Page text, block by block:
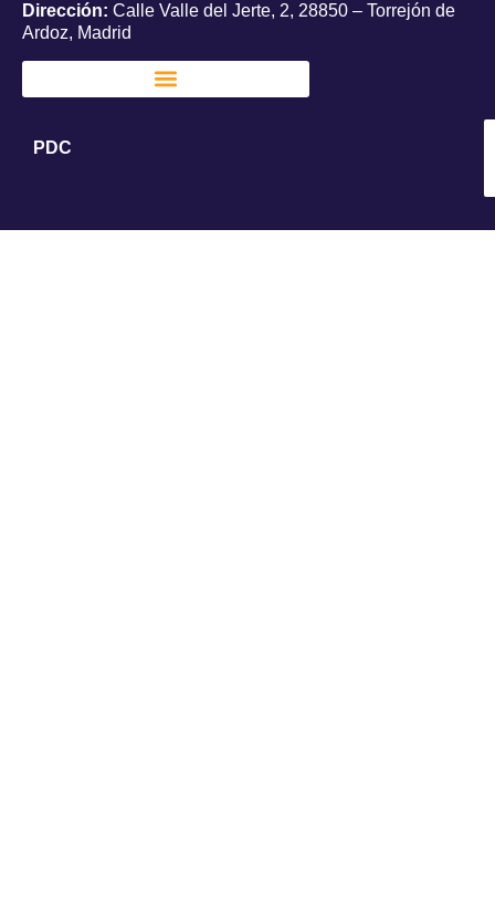
Dirección: Calle Valle del Jerte, 2, 28850 – Torrejón de
Ardoz, Madrid
PDC